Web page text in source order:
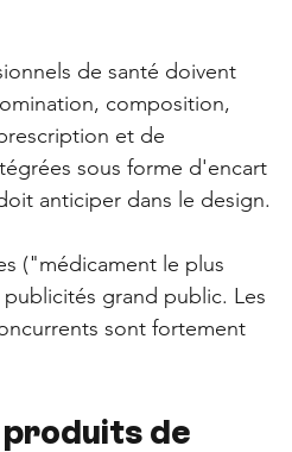
de santé doivent
composition,
et de
sous forme d'encart
anticiper dans le design.
("médicament le plus
grand public. Les
sont fortement
produits de